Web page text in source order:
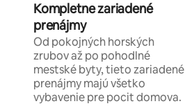
Kompletne zariadené
prenájmy
Od pokojných horských
zrubov až po pohodlné
mestské byty, tieto zariadené
prenájmy majú všetko
vybavenie pre pocit domova.